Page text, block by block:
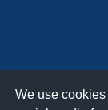
We use